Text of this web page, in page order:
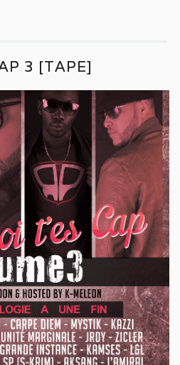
3 [TAPE]